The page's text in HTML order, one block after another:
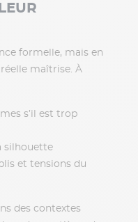
formelle, mais en
maîtrise. À
s’il est trop
silhouette
et tensions du
des contextes